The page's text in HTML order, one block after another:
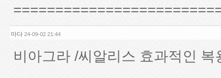
마다 24-09-02 21:44
비아그라 /씨알리스 효과적인 복